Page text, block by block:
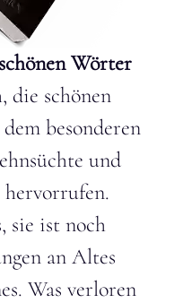
Wörter
die schönen
besonderen
und
sie ist noch
an Altes
Was verloren